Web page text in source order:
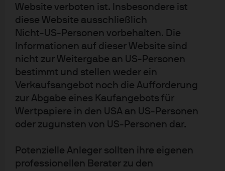
Website verboten ist. Insbesondere ist
diese Website ausschließlich
Nicht‑US‑Personen vorbehalten. Die
Informationen auf dieser Website sind
nicht zur Weitergabe an US-Personen
bestimmt und stellen weder ein
Verkaufsangebot noch die Aufforderung
zur Abgabe eines Kaufangebots für
Wertpapiere in den USA an US‑Personen
oder zugunsten von US‑Personen dar.
Potenzielle Anleger sollten ihre eigenen
professionellen Berater zu den
Ergebnisse von Dritten; die sich daraus ergebenden
Erkenntnisse werden als zusätzliche Informationen
bereitgestellt, spiegeln aber nicht unbedingt die
Nutzung der Informationen liegt in der alleinigen
Verantwortung des Lesers. Der Wert, Preis und die
Rendite von Anlagen können Schwankungen
unterliegen. Die Wertentwicklung der Vergangenheit ist
kein verlässlicher Indikator für die aktuelle und
Prognosen kann nicht gewährleistet werden. J.P. Morgan
Asset Management ist der Markenname für das